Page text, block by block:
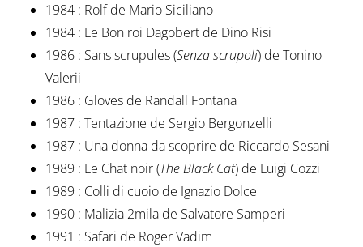
1984 : Rolf de Mario Siciliano
1984 : Le Bon roi Dagobert de Dino Risi
1986 : Sans scrupules (Senza scrupoli) de Tonino
Valerii
1986 : Gloves de Randall Fontana
1987 : Tentazione de Sergio Bergonzelli
1987 : Una donna da scoprire de Riccardo Sesani
1989 : Le Chat noir (The Black Cat) de Luigi Cozzi
1989 : Colli di cuoio de Ignazio Dolce
1990 : Malizia 2mila de Salvatore Samperi
1991 : Safari de Roger Vadim